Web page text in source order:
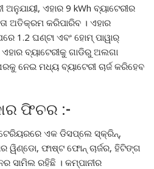
ଏହାର 9 kWh ବ୍ୟାଟେରୀର
ଅତିକ୍ରମ କରିପାରିବ । ଏହାର
1.2 ଘଣ୍ଟା ଏବଂ ହୋମ୍ ପାୱାର୍
ବ୍ୟାଟେରୀକୁ ଗାଡିରୁ ଅଲଗା
ନେଇ ମଧ୍ୟ ବ୍ୟାଟେରୀ ଚାର୍ଜ କରିହେବ
ଫିଚର :-
ଏକ ଡିସପ୍ଲେ ସ୍କ୍ରିନ୍,
ୱିଣ୍ଡୋ, ଫାଷ୍ଟ ଫୋନ୍ ଚାର୍ଜର, ହିଟିଙ୍ଗ
ସାମିଲ ରହିଛି । କମ୍ପାନୀର